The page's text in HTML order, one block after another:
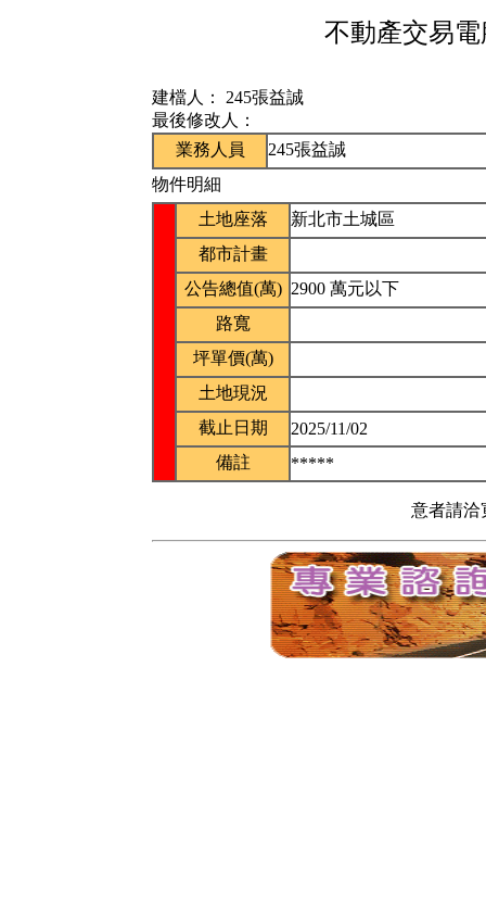
不動產交易
建檔人： 245張益誠
最後修改人：
業務人員
245張益誠
物件明細
土地座落
新北市土城區
都市計畫
公告總值(萬) 2900 萬元以下
路寬
坪單價(萬)
土地現況
截止日期
2025/11/02
備註
*****
意者請洽